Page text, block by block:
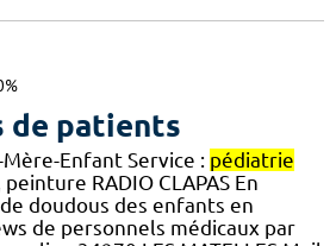
de patients
Enfant Service : pédiatrie
, peinture RADIO CLAPAS En
doudous des enfants en
de personnels médicaux par